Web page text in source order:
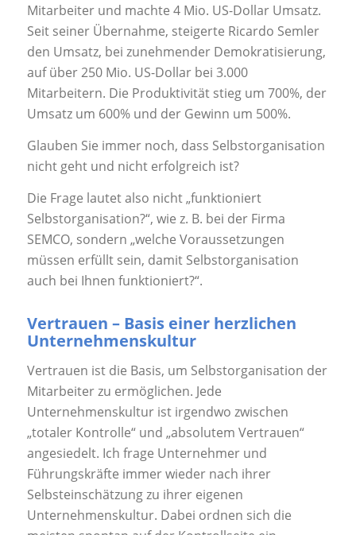
Mitarbeiter und machte 4 Mio. US-Dollar Umsatz.
Seit seiner Übernahme, steigerte Ricardo Semler
den Umsatz, bei zunehmender Demokratisierung,
auf über 250 Mio. US-Dollar bei 3.000
Mitarbeitern. Die Produktivität stieg um 700%, der
Umsatz um 600% und der Gewinn um 500%.
Glauben Sie immer noch, dass Selbstorganisation
nicht geht und nicht erfolgreich ist?
Die Frage lautet also nicht „funktioniert
Selbstorganisation?“, wie z. B. bei der Firma
SEMCO, sondern „welche Voraussetzungen
müssen erfüllt sein, damit Selbstorganisation
auch bei Ihnen funktioniert?“.
Vertrauen – Basis einer herzlichen
Unternehmenskultur
Vertrauen ist die Basis, um Selbstorganisation der
Mitarbeiter zu ermöglichen. Jede
Unternehmenskultur ist irgendwo zwischen
„totaler Kontrolle“ und „absolutem Vertrauen“
angesiedelt. Ich frage Unternehmer und
Führungskräfte immer wieder nach ihrer
Selbsteinschätzung zu ihrer eigenen
Unternehmenskultur. Dabei ordnen sich die